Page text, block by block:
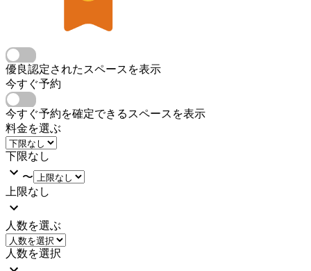
優良認定されたスペースを表示
今すぐ予約
今すぐ予約を確定できるスペースを表示
料金を選ぶ
下限なし
〜
上限なし
人数を選ぶ
人数を選択